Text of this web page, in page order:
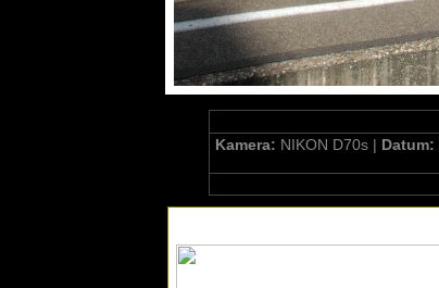
Kamera: NIKON D70s | Datum: